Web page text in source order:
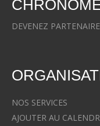
DEVENEZ PARTENAIRE
NOS SERVICES
AJOUTER AU